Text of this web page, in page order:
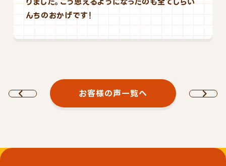
んちのおかげです！
お客様の声一覧へ